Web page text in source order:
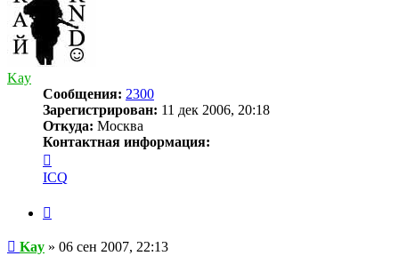
Kay
Сообщения: 2300
Зарегистрирован: 11 дек 2006, 20:18
Откуда: Москва
Контактная информация:
информация
пользователя
ICQ
Сообщение
Kay » 06 сен 2007, 22:13